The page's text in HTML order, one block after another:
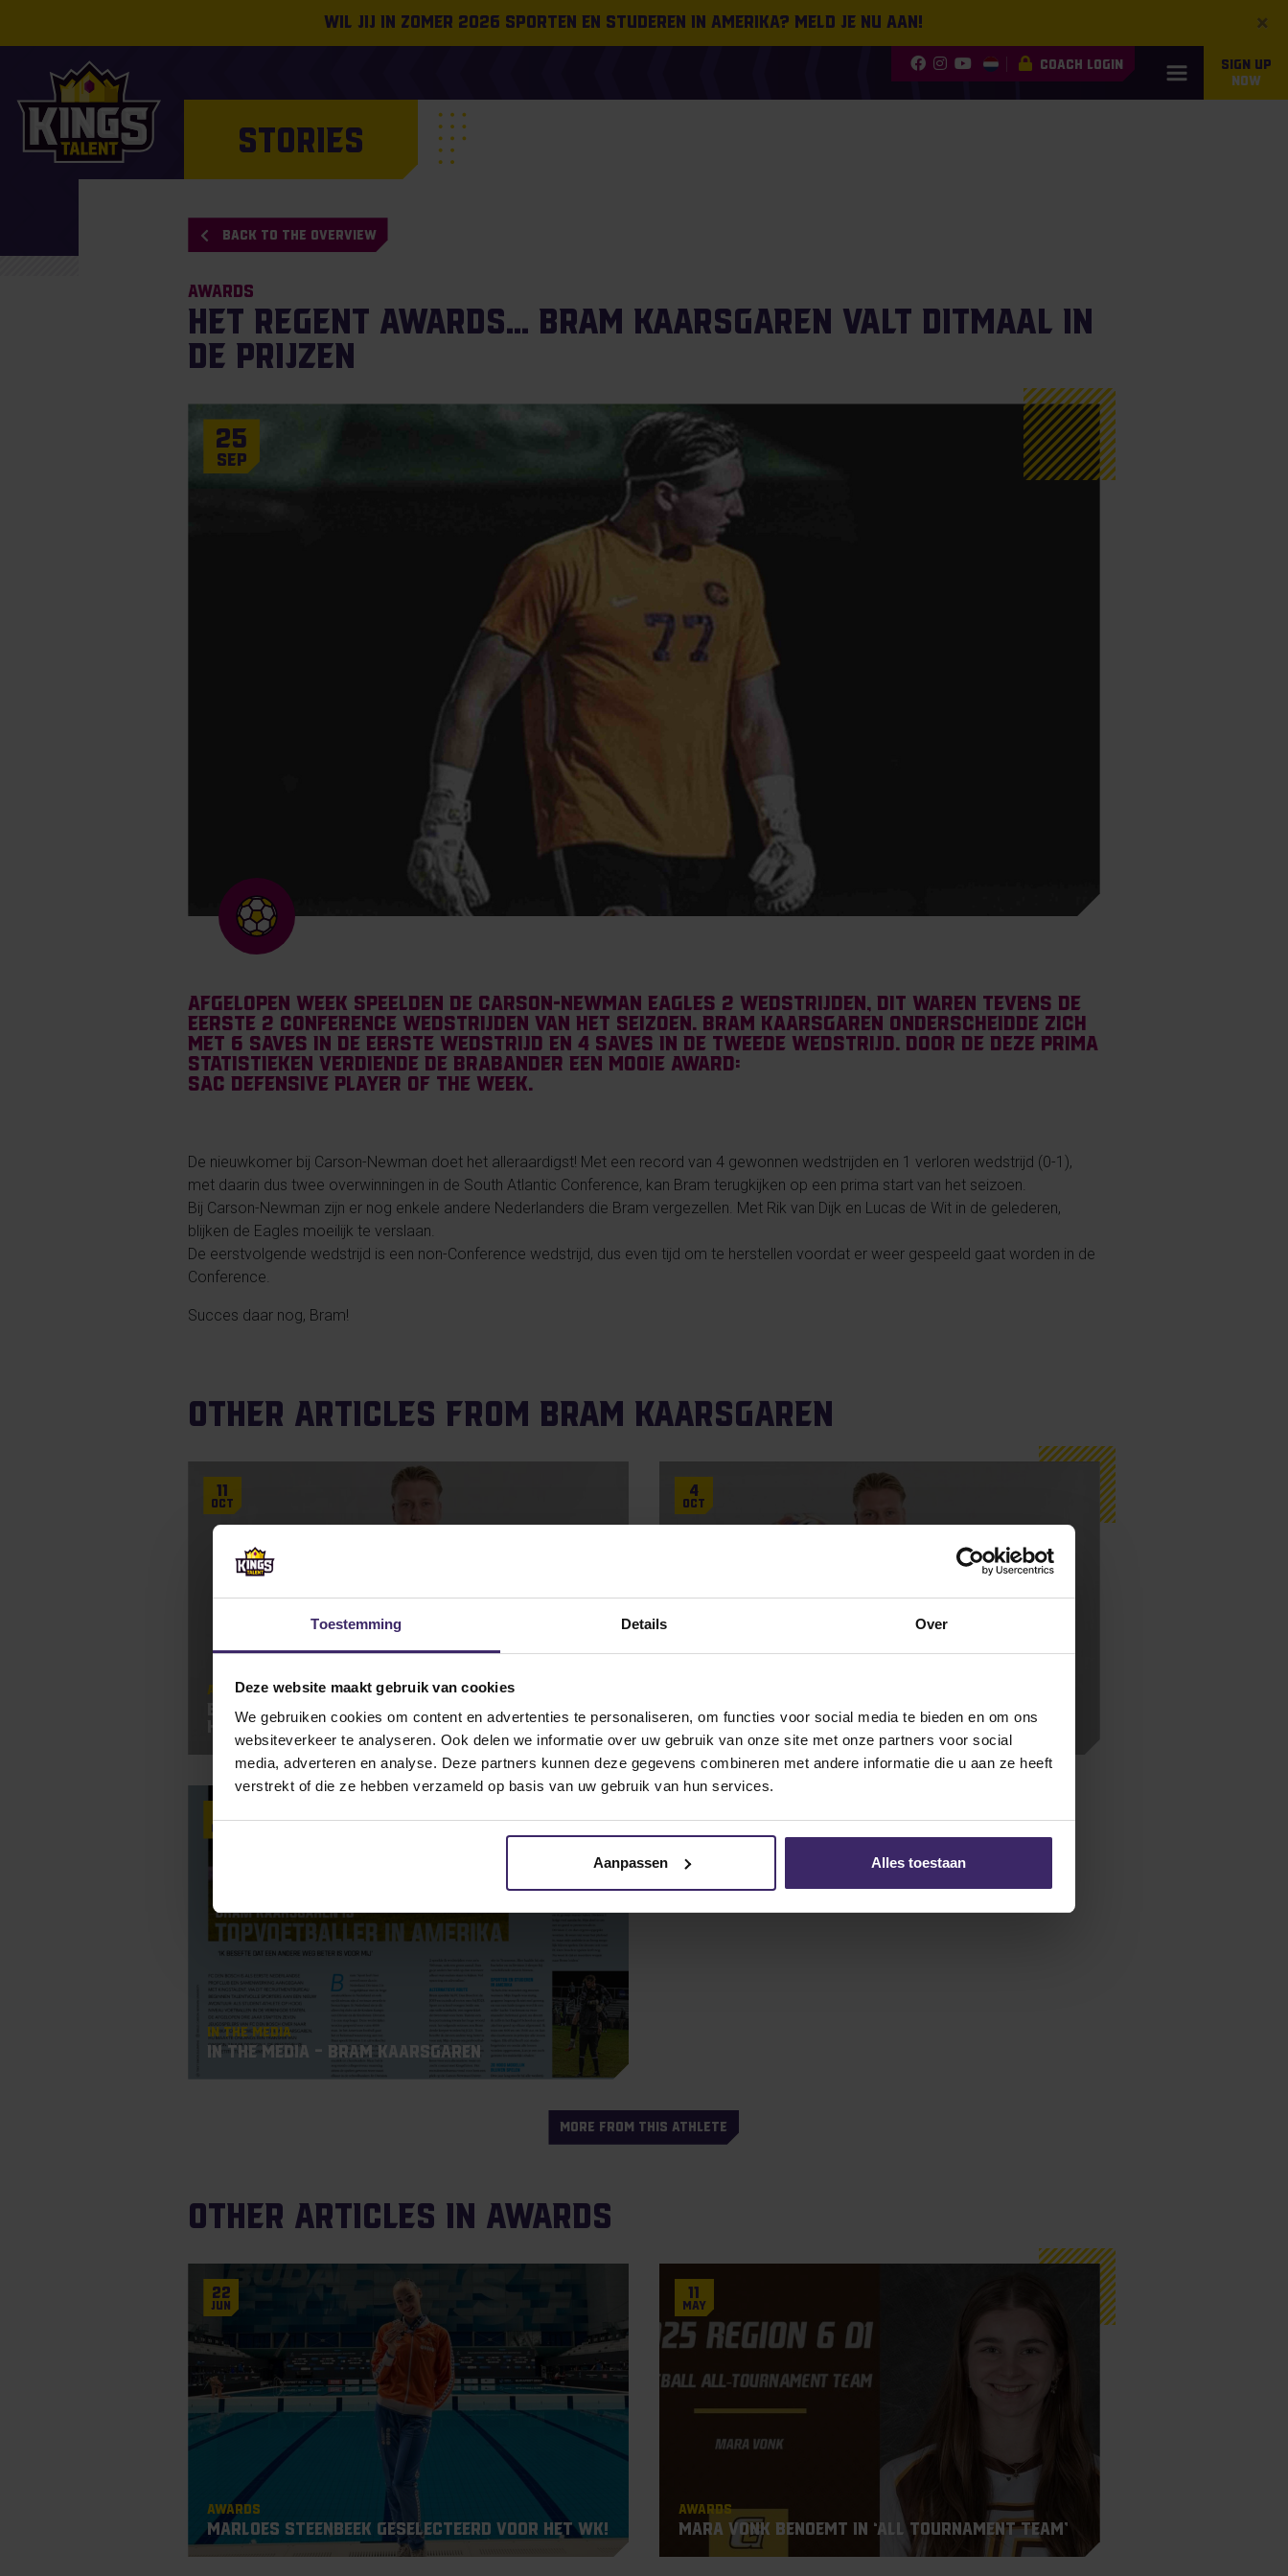
Toestemming Details Over
Deze website maakt gebruik van cookies
We gebruiken cookies om content en advertenties te personaliseren, om functies voor social media te bieden en om ons
websiteverkeer te analyseren. Ook delen we informatie over uw gebruik van onze site met onze partners voor social
media, adverteren en analyse. Deze partners kunnen deze gegevens combineren met andere informatie die u aan ze heeft
verstrekt of die ze hebben verzameld op basis van uw gebruik van hun services.
Aanpassen Alles toestaan
×
Wil jij in zomer 2026 sporten en studeren in Amerika? Meld je nu aan!
COACH LOGIN
SIGN UP
NOW
STORIES
BACK TO THE OVERVIEW
Awards
Het regent awards… Bram Kaarsgaren valt ditmaal in
de prijzen
25
Sep
Afgelopen week speelden de Carson-Newman Eagles 2 wedstrijden, dit waren tevens de
eerste 2 Conference wedstrijden van het seizoen. Bram Kaarsgaren onderscheidde zich
met 6 saves in de eerste wedstrijd en 4 saves in de tweede wedstrijd. Door de deze prima
statistieken verdiende de Brabander een mooie award:
SAC Defensive Player of the Week.
De nieuwkomer bij Carson-Newman doet het alleraardigst! Met een record van 4 gewonnen wedstrijden en 1 verloren wedstrijd (0-1),
met daarin dus twee overwinningen in de South Atlantic Conference, kan Bram terugkijken op een prima start van het seizoen.
Bij Carson-Newman zijn er nog enkele andere Nederlanders die Bram vergezellen. Met Rik van Dijk en Lucas de Wit in de gelederen,
blijken de Eagles moeilijk te verslaan.
De eerstvolgende wedstrijd is een non-Conference wedstrijd, dus even tijd om te herstellen voordat er weer gespeeld gaat worden in de
Conference.
Succes daar nog, Bram!
Other articles from Bram Kaarsgaren
11
Oct
Awards
Bram Kaarsgaren pakt nóg een AAC Weekly
Honor Roll!
4
Oct
Bram Kaarsgaren – AAC Weekly Honor Roll!
Oct
In the Media
In the media – Bram Kaarsgaren
MORE FROM THIS ATHLETE
Other articles in Awards
22
Jun
Awards
Marloes Steenbeek geselecteerd voor het WK!
11
May
Awards
Mara Vonk benoemt in ‘All Tournament Team’